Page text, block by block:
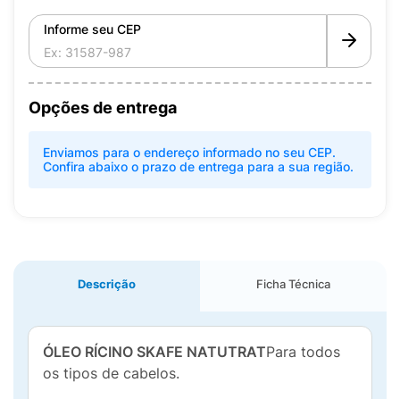
Informe seu CEP
Opções de entrega
Enviamos para o endereço informado no seu CEP.
Confira abaixo o prazo de entrega para a sua região.
Descrição Ficha Técnica
ÓLEO RÍCINO SKAFE NATUTRATPara todos
os tipos de cabelos.